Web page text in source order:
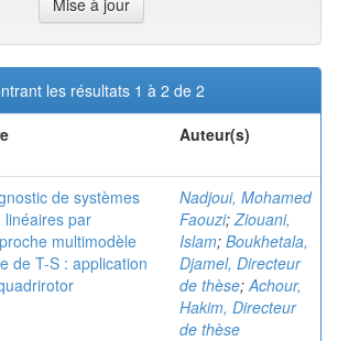
les résultats 1 à 2 de 2
Auteur(s)
de systèmes
linéaires par
multimodèle
de T-S : application
Nadjoui, Mohamed
Faouzi;Ziouani,
Islam; Boukhetala,
Djamel, Directeur
de thèse;Achour,
Hakim, Directeur
de thèse